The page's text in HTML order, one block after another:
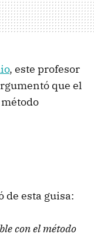
, este profesor
que el
esta guisa:
con el método